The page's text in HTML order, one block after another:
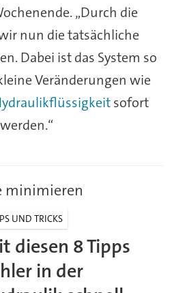
„Durch die
nun die tatsächliche
Dabei ist das System so
Veränderungen wie
sofort
minimieren
UND TRICKS
diesen 8 Tipps
in der